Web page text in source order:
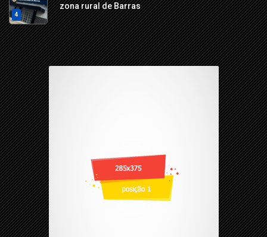
4
zona rural de Barras